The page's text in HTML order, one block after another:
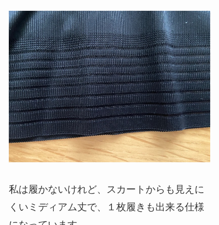
私は履かないけれど、スカートからも見えに
くいミディアム丈で、１枚履きも出来る仕様